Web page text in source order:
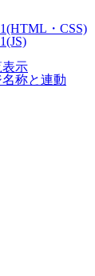
・CSS)
示
称と連動